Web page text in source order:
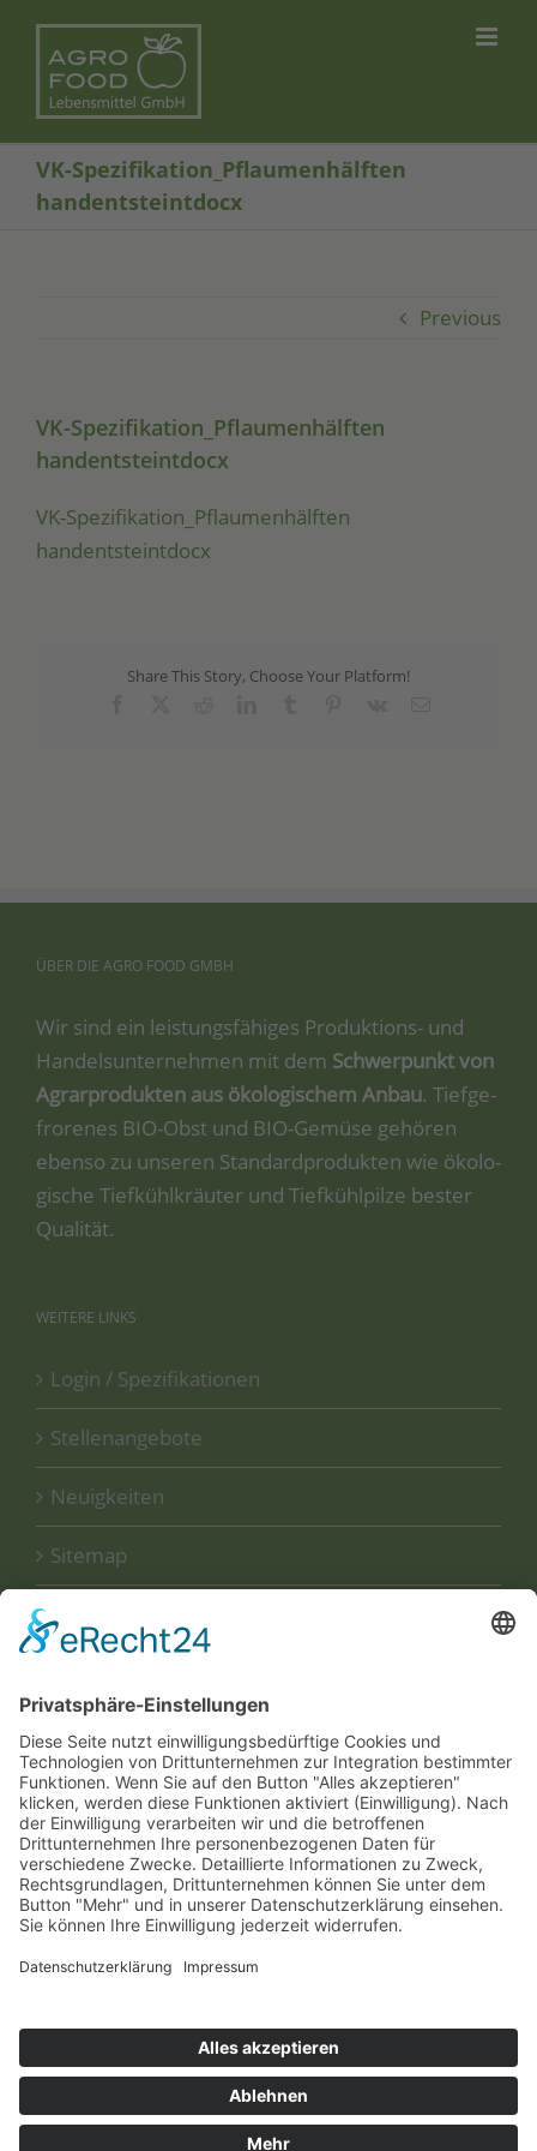
content
VK-Spezifikation_Pflaumenhälften
handentsteintdocx
Previous
VK-Spezifikation_Pflaumenhälften
handentsteintdocx
VK-Spe­zi­fi­ka­ti­on_Pflau­men­hälf­ten
handentsteintdocx
Share This Story, Choose Your Platform!
ÜBER DIE AGRO FOOD GMBH
Wir sind ein leis­tungs­fä­hi­ges Pro­duk­ti­ons- und
Han­dels­un­ter­neh­men mit dem Schwer­punkt von
Agrar­pro­duk­ten aus öko­lo­gi­schem Anbau. Tief­ge­
fro­re­nes BIO-Obst und BIO-Gemü­se gehö­ren
eben­so zu unse­ren Stan­dard­pro­duk­ten wie öko­lo­
gi­sche Tief­kühl­kräu­ter und Tief­kühl­pil­ze bes­ter
Qualität.
WEITERE LINKS
Login / Spezifikationen
Stellenangebote
Neuigkeiten
Sitemap
Disclaimer
UNSEREZERTIFIKATE
© Copyright 2000 -2026 AGRO FOOD Lebensmittel GmbH | Alle